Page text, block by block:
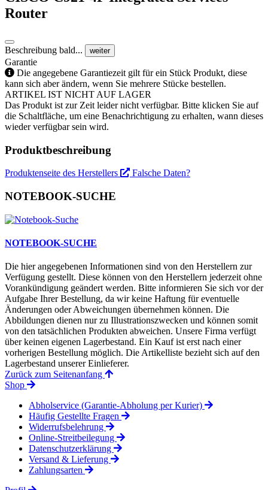
Router
Beschreibung bald... weiter
Garantie
Die angegebene Garantiezeit gilt für ein Stück Produkt, diese
kann sich aber ändern, wenn Sie mehrere Stücke bestellen.
ARTIKEL IST NICHT AUF LAGER
Das Produkt ist zur Zeit leider nicht verfügbar. Bitte klicken Sie auf
die Schaltfläche, um eine Benachrichtigung zu erhalten, wann dieses
wieder verfügbar sein wird.
Produktbeschreibung
Produktenseite des Herstellers Falsche Daten?
NOTEBOOK-SUCHE
NOTEBOOK-SUCHE
Die hier angegebenen Informationen sind von den Herstellern zur
Verfügung gestellt. Diese können von den Herstellern jederzeit ohne
Vorankündigung geändert werden. Bitte informieren Sie sich vor der
Aufgabe Ihrer Bestellung, da wir keine Haftung für eventuelle
Änderungen oder Abweichungen übernehmen können. Die
Abbildungen dienen nur zu Illustrationszwecken und können somit
von den tatsächlichen Produkten abweichen. Unsere Firma verfügt
über keinen eigenen Lagerbestand. Ein Kauf ist erst nach einer
vorherigen Bestellung möglich. Die Artikelliste bezieht sich auf den
Lagerbestand unserer Einlieferer.
Zurück zum Seitenanfang
Shop
Abholservice (Garantie-Abholung per Kurier)
Häufig Gestellte Fragen
Widerrufsbelehrung
Online-Streitbeilegung
Datenschutzerklärung
Versand & Lieferung
Zahlungsarten